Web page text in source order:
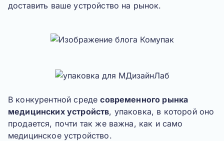
доставить ваше устройство на рынок.
В конкурентной средесовременного рынка
медицинских устройств, упаковка, в которой оно
продается, почти так же важна, как и само
медицинское устройство.